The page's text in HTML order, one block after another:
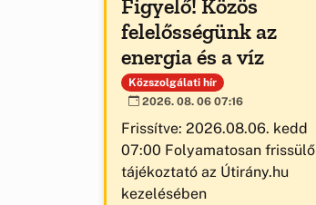
Figyelő! Közös
felelősségünk az
energia és a víz
Közszolgálati hír
2026. 08. 06 07:16
Frissítve: 2026.08.06. kedd
07:00 Folyamatosan frissülő
tájékoztató az Útirány.hu
kezelésében